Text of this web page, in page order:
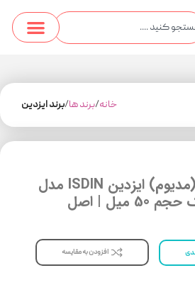
خانه برند ها برند ایزدین
ضد آفتاب رنگی (مدیوم) ایزدین ISDIN مدل
میل | اصل
افزودن به مقایسه